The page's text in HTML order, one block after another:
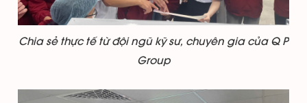
Chia sẻ thực tế từ đội ngũ kỹ sư, chuyên gia của Q P
Group